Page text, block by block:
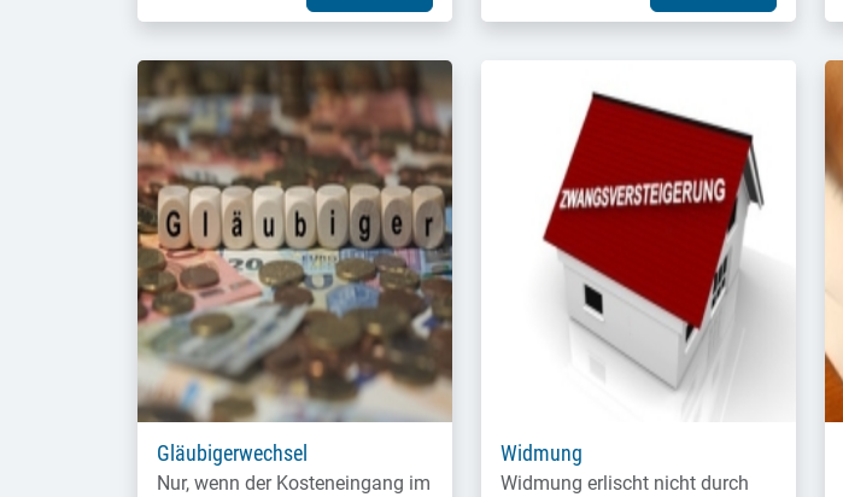
Gläubigerwechsel
Nur, wenn der Kosteneingang im
Widmung
Widmung erlischt nicht durch